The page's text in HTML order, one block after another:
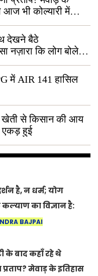
आज भी कोल्यारी में
देखने बैठे
नज़ारा कि लोग बोले,
में AIR 141 हासिल
खेती से किसान की आय
एकड़ हुई
है, न धर्म; योग
का विज्ञान है:
योग दिवस 2026 पर
BAJPAI
के बाद कहाँ रहे थे
प्रताप? मेवाड़ के इतिहास